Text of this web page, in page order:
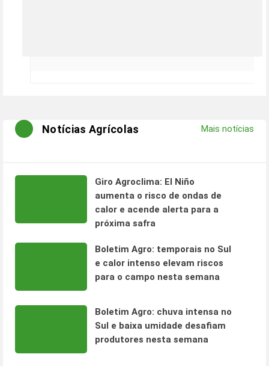
Notícias Agrícolas Mais notícias
Giro Agroclima: El Niño
aumenta o risco de ondas de
calor e acende alerta para a
próxima safra
Boletim Agro: temporais no Sul
e calor intenso elevam riscos
para o campo nesta semana
Boletim Agro: chuva intensa no
Sul e baixa umidade desafiam
produtores nesta semana